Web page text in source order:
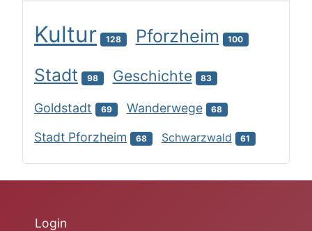
Kultur 128 Pforzheim 100
Stadt 98 Geschichte 83
Goldstadt 69 Wanderwege 68
Stadt Pforzheim 68 Schwarzwald 61
Login